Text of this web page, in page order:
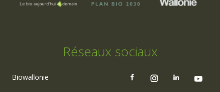
Réseaux sociaux
Biowallonie